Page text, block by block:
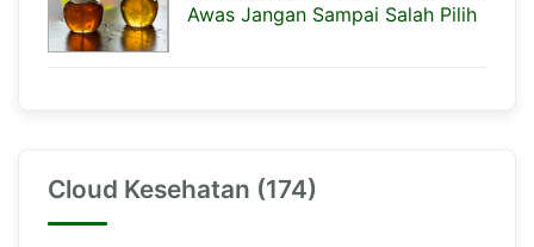
Awas Jangan Sampai Salah Pilih
Cloud Kesehatan (174)